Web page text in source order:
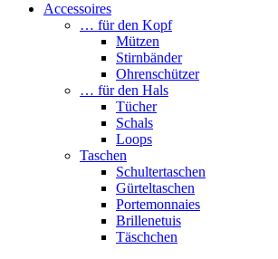
Accessoires
… für den Kopf
Mützen
Stirnbänder
Ohrenschützer
… für den Hals
Tücher
Schals
Loops
Taschen
Schultertaschen
Gürteltaschen
Portemonnaies
Brillenetuis
Täschchen